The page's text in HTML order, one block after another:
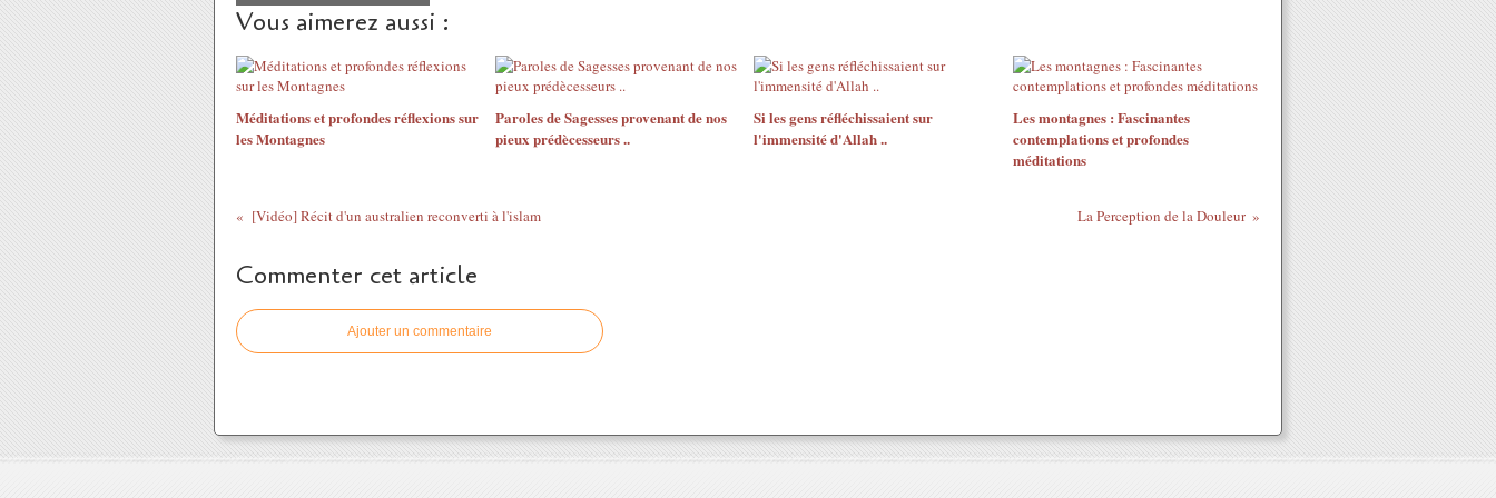
Vous aimerez aussi :
Méditations et profondes réflexions sur
les Montagnes
Paroles de Sagesses provenant de nos
pieux prédècesseurs ..
Si les gens réfléchissaient sur
l'immensité d'Allah ..
Les montagnes : Fascinantes
contemplations et profondes
méditations
[Vidéo] Récit d'un australien reconverti à l'islam La Perception de la Douleur
Commenter cet article
Ajouter un commentaire